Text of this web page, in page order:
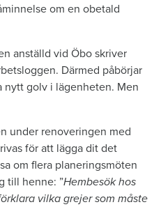
om en obetald
anställd vid Öbo skriver
Därmed påbörjar
nytt golv i lägenheten. Men
under renoveringen med
för att lägga dit det
om flera planeringsmöten
till henne: ”Hembesök hos
vilka grejer som måste